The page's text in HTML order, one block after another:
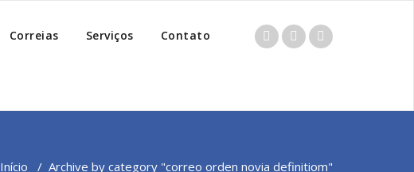
Correias Serviços Contato
Início / Archive by category "correo orden novia definitiom"